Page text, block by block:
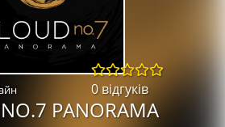
0 відгуків
PANORAMA